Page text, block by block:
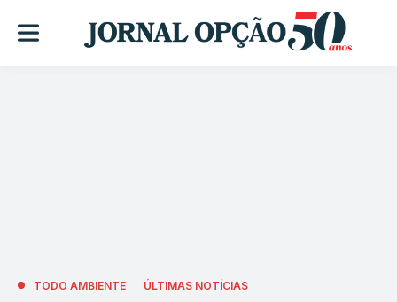
TODO AMBIENTE ÚLTIMAS NOTÍCIAS